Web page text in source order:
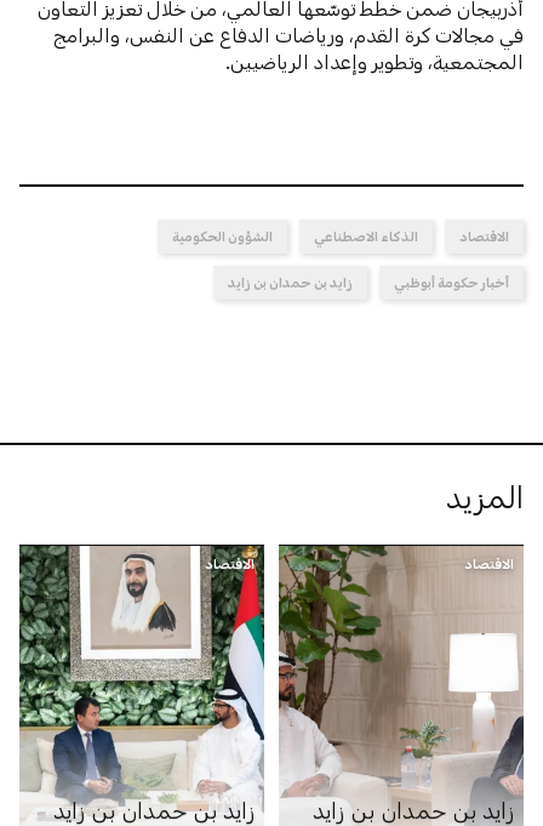
أذربيجان ضمن خطط توسّعها العالمي، من خلال تعزيز التعاون
في مجالات كرة القدم، ورياضات الدفاع عن النفس، والبرامج
المجتمعية، وتطوير وإعداد الرياضيين.
الاقتصاد الذكاء الاصطناعي الشؤون الحكومية
أخبار حكومة أبوظبي زايد بن حمدان بن زايد
المزيد
الاقتصاد
زايد بن حمدان بن زايد
الاقتصاد
زايد بن حمدان بن زايد